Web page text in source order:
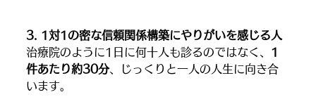
3. 1対1の密な信頼関係構築にやりがいを感じる人
治療院のように1日に何十人も診るのではなく、 1
件あたり約30分、じっくりと一人の人生に向き合
います。